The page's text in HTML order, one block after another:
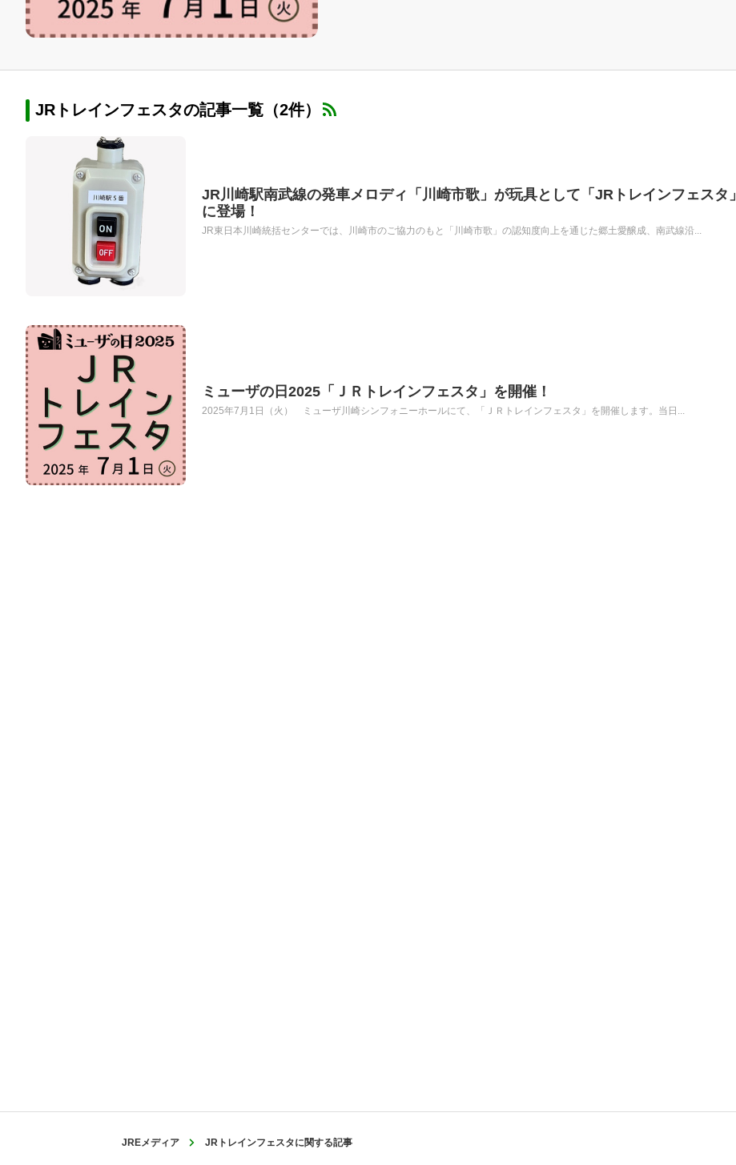
JRトレインフェスタの記事一覧（2件）
JR川崎駅南武線の発車メロディ「川崎市歌」が玩具として「JRトレインフェスタ」
に登場！
JR東日本川崎統括センターでは、川崎市のご協力のもと「川崎市歌」の認知度向上を通じた郷土愛醸成、南武線沿...
ミューザの日2025「ＪＲトレインフェスタ」を開催！
2025年7月1日（火） ミューザ川崎シンフォニーホールにて、「ＪＲトレインフェスタ」を開催します。当日...
JREメディア JRトレインフェスタに関する記事